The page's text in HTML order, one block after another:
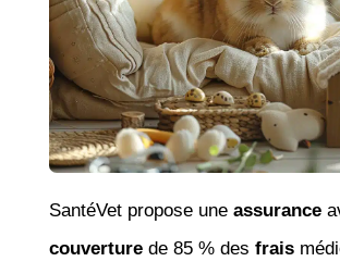
SantéVet propose une assurance
couverturede 85 % des frais